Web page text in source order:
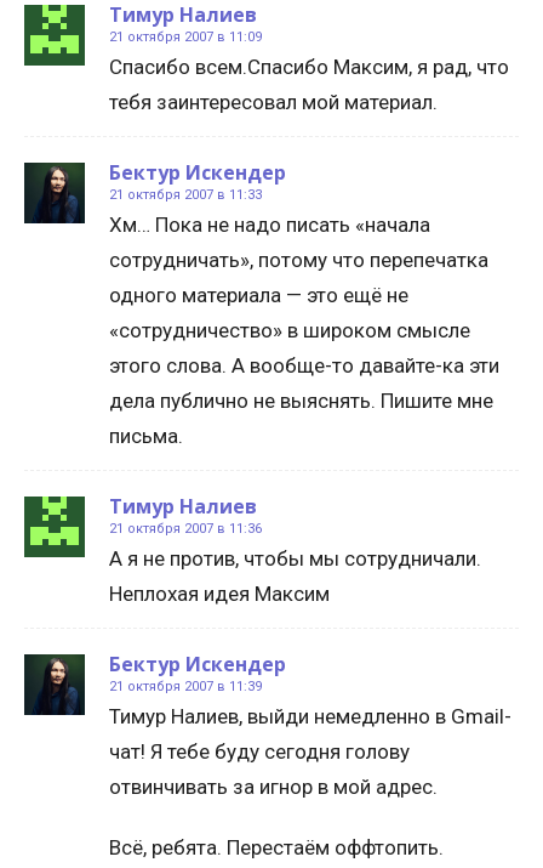
Тимур Налиев
21 октября 2007 в 11:09
Спасибо всем.Спасибо Максим, я рад, что
тебя заинтересовал мой материал.
Бектур Искендер
21 октября 2007 в 11:33
Хм… Пока не надо писать «начала
сотрудничать», потому что перепечатка
одного материала — это ещё не
«сотрудничество» в широком смысле
этого слова. А вообще-то давайте-ка эти
дела публично не выяснять. Пишите мне
письма.
Тимур Налиев
21 октября 2007 в 11:36
А я не против, чтобы мы сотрудничали.
Неплохая идея Максим
Бектур Искендер
21 октября 2007 в 11:39
Тимур Налиев, выйди немедленно в Gmail-
чат! Я тебе буду сегодня голову
отвинчивать за игнор в мой адрес.
Всё, ребята. Перестаём оффтопить.